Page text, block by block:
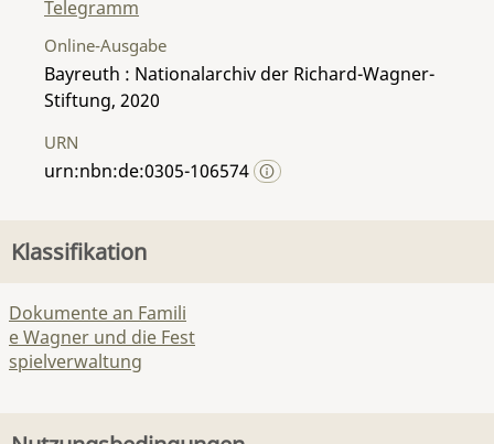
Telegramm
Online-Ausgabe
Bayreuth : Nationalarchiv der Richard-Wagner-
Stiftung, 2020
URN
urn:nbn:de:0305-106574
Klassifikation
Dokumente an Famili
e Wagner und die Fest
spielverwaltung